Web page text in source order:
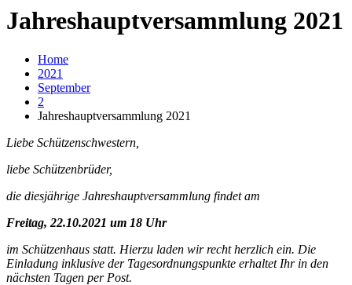
Jahreshauptversammlung 2021
Home
2021
September
2
Jahreshauptversammlung 2021
Liebe Schützenschwestern,
liebe Schützenbrüder,
die diesjährige Jahreshauptversammlung findet am
Freitag, 22.10.2021 um 18 Uhr
im Schützenhaus statt. Hierzu laden wir recht herzlich ein. Die
Einladung inklusive der Tagesordnungspunkte erhaltet Ihr in den
nächsten Tagen per Post.